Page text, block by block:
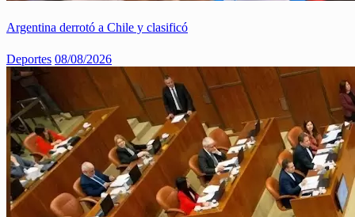
Argentina derrotó a Chile y clasificó
Deportes 08/08/2026